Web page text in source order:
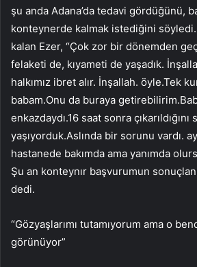
şu anda Adana’da tedavi gördüğünü,
konteynerde kalmak istediğini söyledi.
kalan Ezer, “Çok zor bir dönemden
felaketi de, kıyameti de yaşadık.
halkımız ibret alır. İnşallah. öyle.Tek
babam.Onu da buraya
enkazdaydı.16 saat sonra
yaşıyorduk.Aslında bir sorunu vardı.
hastanede bakımda ama yanımda
Şu an konteynır başvurumun
dedi.
“Gözyaşlarımı tutamıyorum ama o
görünüyor”